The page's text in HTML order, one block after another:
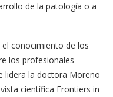
de la patología o a
conocimiento de los
los profesionales
lidera la doctora Moreno
científica Frontiers in